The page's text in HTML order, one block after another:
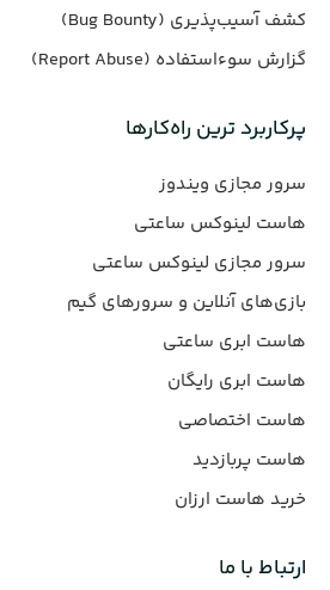
کشف آسیب‌پذیری (Bug Bounty)
گزارش سوءاستفاده (Report Abuse)
پرکاربرد ترین راه‌کارها
سرور مجازی ویندوز
هاست لینوکس ساعتی
سرور مجازی لینوکس ساعتی
بازی‌های آنلاین و سرورهای گیم
هاست ابری ساعتی
هاست ابری رایگان
هاست اختصاصی
هاست پربازدید
خرید هاست ارزان
ارتباط با ما